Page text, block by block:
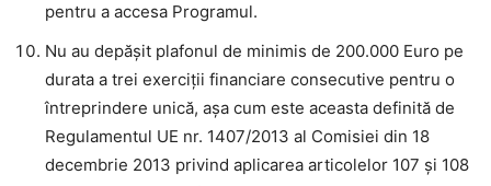
pentru a accesa Programul.
Nu au depășit plafonul de minimis de 200.000 Euro pe
durata a trei exerciții financiare consecutive pentru o
întreprindere unică, așa cum este aceasta definită de
Regulamentul UE nr. 1407/2013 al Comisiei din 18
decembrie 2013 privind aplicarea articolelor 107 și 108